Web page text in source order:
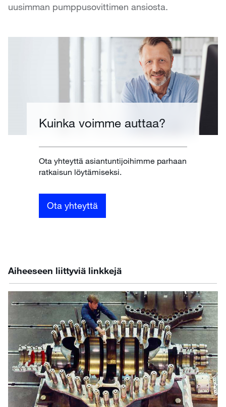
uusimman pumppusovittimen ansiosta.
Kuinka voimme auttaa?
Ota yhteyttä asiantuntijoihimme parhaan
ratkaisun löytämiseksi.
Ota yhteyttä
Aiheeseen liittyviä linkkejä